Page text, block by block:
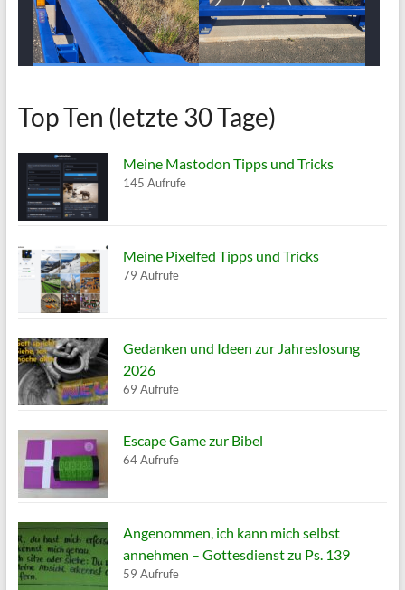
Top Ten (letzte 30 Tage)
Meine Mastodon Tipps und Tricks
145 Aufrufe
Meine Pixelfed Tipps und Tricks
79 Aufrufe
Gedanken und Ideen zur Jahreslosung
2026
69 Aufrufe
Escape Game zur Bibel
64 Aufrufe
Angenommen, ich kann mich selbst
annehmen – Gottesdienst zu Ps. 139
59 Aufrufe